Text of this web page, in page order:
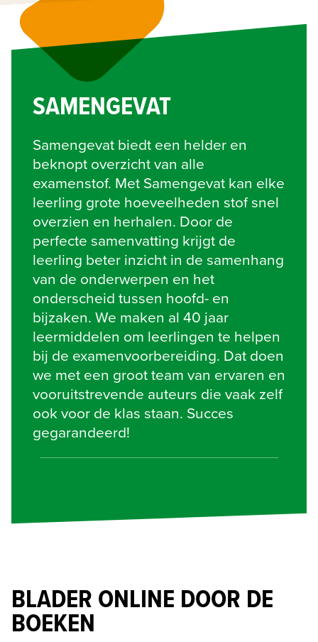
SAMENGEVAT
Samengevat biedt een helder en
beknopt overzicht van alle
examenstof. Met Samengevat kan elke
leerling grote hoeveelheden stof snel
overzien en herhalen. Door de
perfecte samenvatting krijgt de
leerling beter inzicht in de samenhang
van de onderwerpen en het
onderscheid tussen hoofd- en
bijzaken. We maken al 40 jaar
leermiddelen om leerlingen te helpen
bij de examenvoorbereiding. Dat doen
we met een groot team van ervaren en
vooruitstrevende auteurs die vaak zelf
ook voor de klas staan. Succes
gegarandeerd!
BLADER ONLINE DOOR DE
BOEKEN